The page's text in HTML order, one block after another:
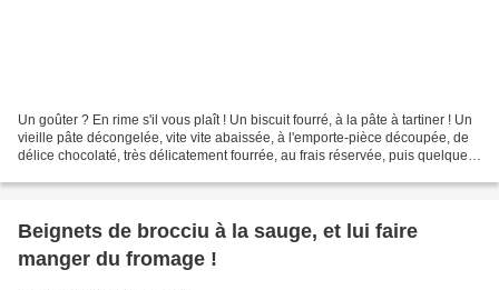
Un goûter ? En rime s'il vous plaît ! Un biscuit fourré, à la pâte à tartiner ! Un
vieille pâte décongelée, vite vite abaissée, à l'emporte-pièce découpée, de
délice chocolaté, très délicatement fourrée, au frais réservée, puis quelques
Beignets de brocciu à la sauge, et lui faire
manger du fromage !